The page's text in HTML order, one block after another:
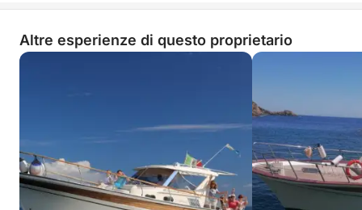
Altre esperienze di questo proprietario